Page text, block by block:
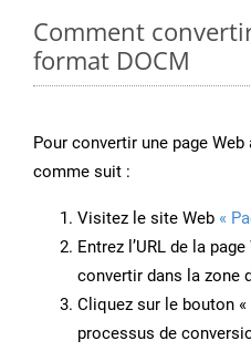
Comment
format DOCM
Pour convertir une page
comme suit :
Visitez le site Web «
Entrez l’URL de la
convertir dans la zone
Cliquez sur le bouton
processus de